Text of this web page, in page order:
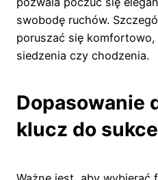
swobodę ruchów.
poruszać się
siedzenia czy chodzenia.
Dopasowanie
klucz do